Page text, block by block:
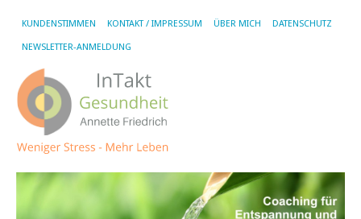
KUNDENSTIMMEN KONTAKT / IMPRESSUM ÜBER MICH DATENSCHUTZ
NEWSLETTER-ANMELDUNG